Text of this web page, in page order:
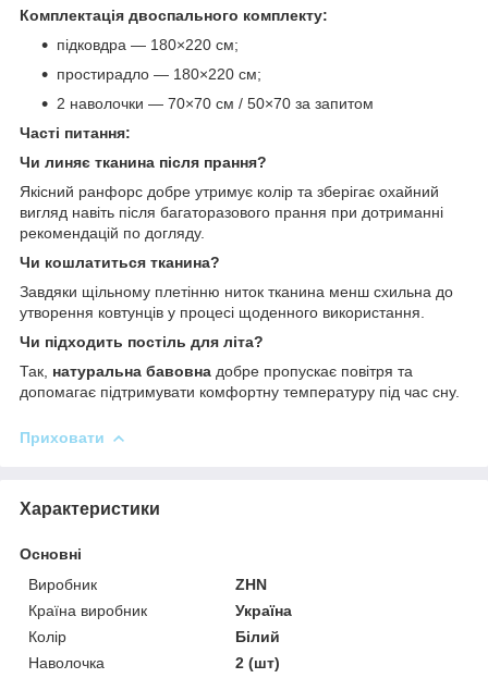
Комплектація двоспального комплекту:
підковдра — 180×220 см;
простирадло — 180×220 см;
2 наволочки — 70×70 см / 50×70 за запитом
Часті питання:
Чи линяє тканина після прання?
Якісний ранфорс добре утримує колір та зберігає охайний
вигляд навіть після багаторазового прання при дотриманні
рекомендацій по догляду.
Чи кошлатиться тканина?
Завдяки щільному плетінню ниток тканина менш схильна до
утворення ковтунців у процесі щоденного використання.
Чи підходить постіль для літа?
Так, натуральна бавовна добре пропускає повітря та
допомагає підтримувати комфортну температуру під час сну.
Приховати
Характеристики
Основні
Виробник
ZHN
Країна виробник
Україна
Колір
Білий
Наволочка
2 (шт)